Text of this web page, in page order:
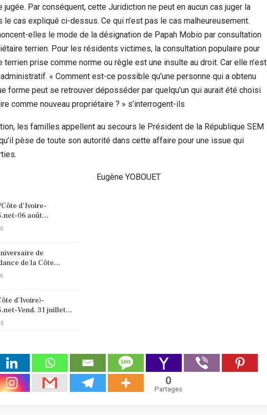
jugée. Par conséquent, cette Juridiction ne peut en aucun cas juger la
cas expliqué ci-dessus. Ce qui n’est pas le cas malheureusement.
elles le mode de la désignation de Papah Mobio par consultation
terrien. Pour les résidents victimes, la consultation populaire pour
prise comme norme ou règle est une insulte au droit. Car elle n’est
« Comment est-ce possible qu’une personne qui a obtenu
forme peut se retrouver déposséder par quelqu’un qui aurait été choisi
comme nouveau propriétaire ? » s’interrogent-ils
les familles appellent au secours le Président de la République SEM
pèse de toute son autorité dans cette affaire pour une issue qui
d’Ivoire-
06 août…
de
de la Côte…
d’Ivoire)-
Vend. 31 juillet…
Eugène YOBOUET
0
Partages